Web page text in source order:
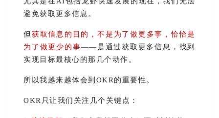
避免获取更多信息。
但 获取信息的目的，不是为了做更多事，恰恰是
为了做更少的事——是通过获取更多信息，找到
实现目标最核心的那几个动作。
所以我越来越体会到OKR的重要性。
OKR只让我们关注几个关键点：